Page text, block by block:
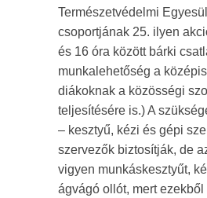
Természetvédelmi
csoportjának 25. ilyen
és 16 óra között bárki
munkalehetőség a
diákoknak a közösségi
teljesítésére is.) A
– kesztyű, kézi és gépi
szervezők biztosítják, de
vigyen munkáskesztyűt,
ágvágó ollót, mert ezekből